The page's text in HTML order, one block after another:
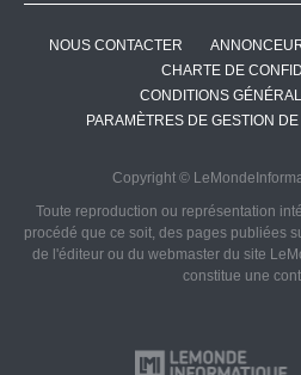
NOUS CONTACTER
CHARTE DE
CONDITIONS
PARAMÈTRES DE GESTION
Copyright ©
Toute reproduction ou représentation
procédé que ce soit, des pages publiées
de l'éditeur ou du webmaster du site
constitue une